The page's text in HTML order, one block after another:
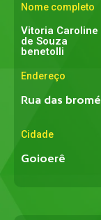
Nome completo
Vitoria Caroline
de Souza
benetolli
Endereço
Rua das
Cidade
Goioerê